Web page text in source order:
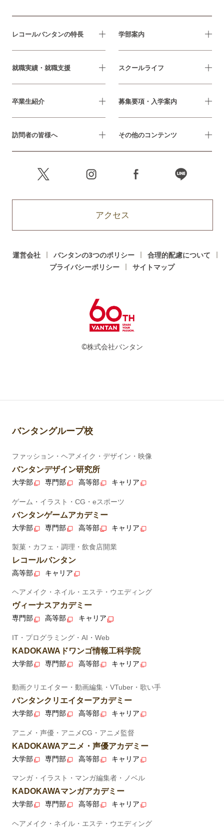
レコールバンタンの特長 学部案内
就職実績・就職支援 スクールライフ
卒業生紹介 募集要項・入学案内
訪問者の皆様へ その他のコンテンツ
アクセス
運営会社 バンタンの3つのポリシー
合理的配慮について
プライバシーポリシー
サイトマップ
©株式会社バンタン
バンタングループ校
ファッション・ヘアメイク・デザイン・映像
バンタンデザイン研究所
大学部 専門部 高等部 キャリア
ゲーム・イラスト・CG・eスポーツ
バンタンゲームアカデミー
大学部 専門部 高等部 キャリア
製菓・カフェ・調理・飲食店開業
レコールバンタン
高等部 キャリア
ヘアメイク・ネイル・エステ・ウエディング
ヴィーナスアカデミー
専門部 高等部 キャリア
IT・プログラミング・AI・Web
KADOKAWAドワンゴ情報工科学院
大学部 専門部 高等部 キャリア
動画クリエイター・動画編集・VTuber・歌い手
バンタンクリエイターアカデミー
大学部 専門部 高等部 キャリア
アニメ・声優・アニメCG・アニメ監督
KADOKAWAアニメ・声優アカデミー
大学部 専門部 高等部 キャリア
マンガ・イラスト・マンガ編集者・ノベル
KADOKAWAマンガアカデミー
大学部 専門部 高等部 キャリア
ヘアメイク・ネイル・エステ・ウエディング